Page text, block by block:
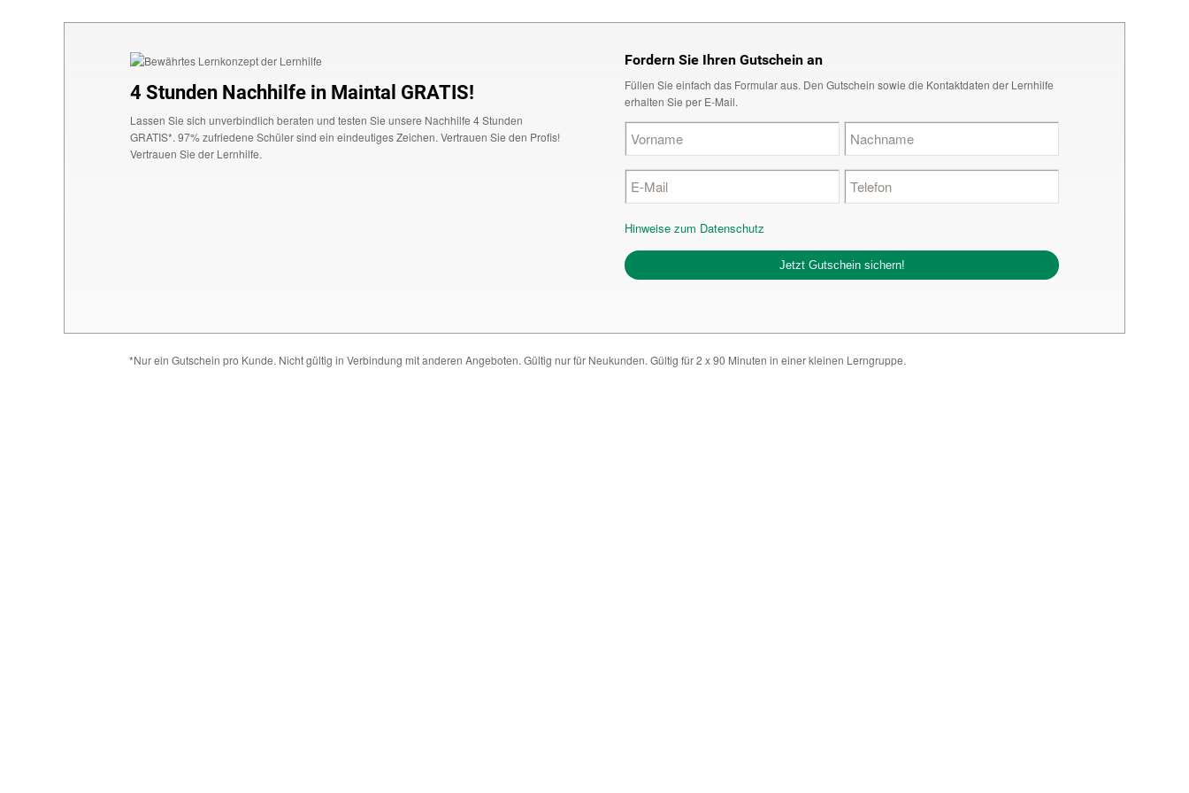
4 Stunden Nachhilfe in Maintal GRATIS!
Lassen Sie sich unverbindlich beraten und testen Sie unsere Nachhilfe 4 Stunden
GRATIS*. 97% zufriedene Schüler sind ein eindeutiges Zeichen. Vertrauen Sie den Profis!
Vertrauen Sie der Lernhilfe.
Fordern Sie Ihren Gutschein an
Füllen Sie einfach das Formular aus. Den Gutschein sowie die Kontaktdaten der Lernhilfe
erhalten Sie per E-Mail.
Hinweise zum Datenschutz
*Nur ein Gutschein pro Kunde. Nicht gültig in Verbindung mit anderen Angeboten. Gültig nur für Neukunden. Gültig für 2 x 90 Minuten in einer kleinen Lerngruppe.